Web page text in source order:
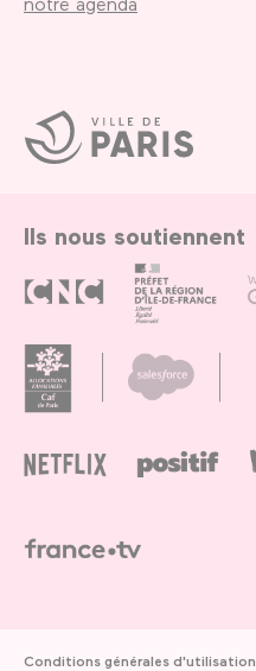
Ville
de
Paris
Ils nous soutiennent
Conditions générales d'utilisation